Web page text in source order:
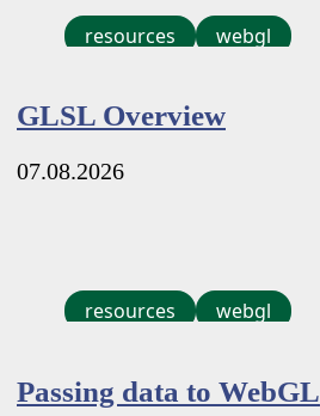
resources webgl
GLSL Overview
07.08.2026
resources webgl
Passing data to WebGL